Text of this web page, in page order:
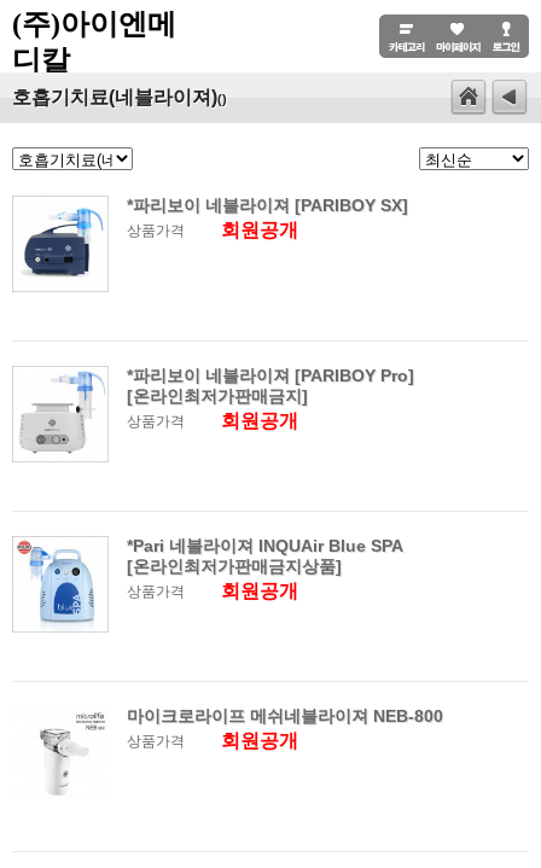
(주)아이엔메
디칼
호흡기치료(네블라이져)()
*파리보이 네블라이져 [PARIBOY SX]
상품가격 회원공개
*파리보이 네블라이져 [PARIBOY Pro]
[온라인최저가판매금지]
상품가격 회원공개
*Pari 네블라이져 INQUAir Blue SPA
[온라인최저가판매금지상품]
상품가격 회원공개
마이크로라이프 메쉬네블라이져 NEB-800
상품가격 회원공개